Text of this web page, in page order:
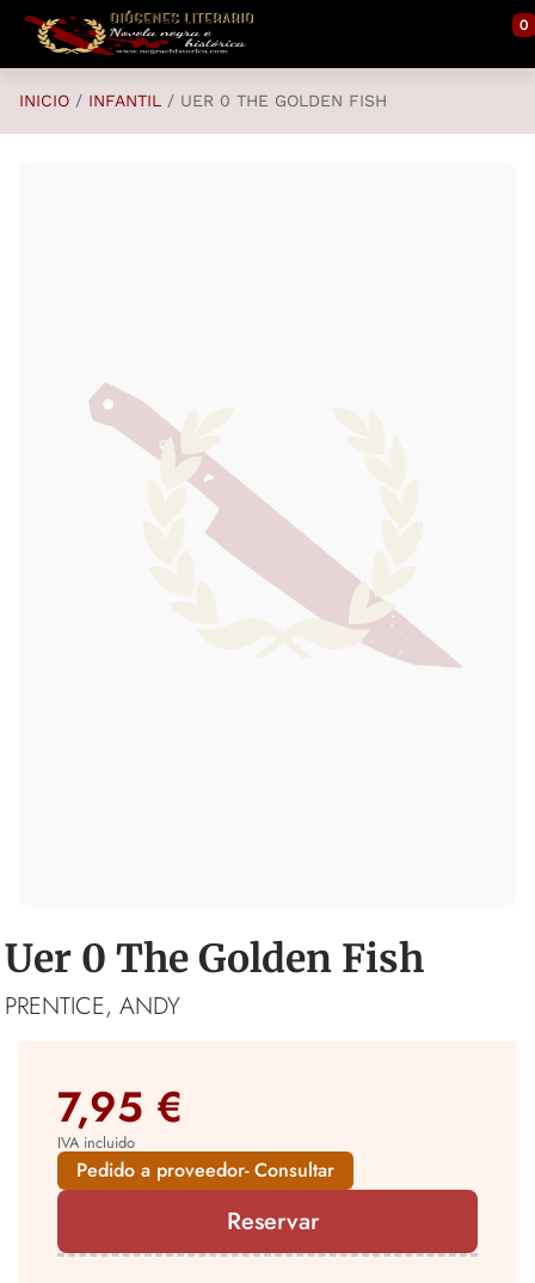
Saltar al contenido principal
0
INICIO INFANTIL UER 0 THE GOLDEN FISH
Uer 0 The Golden Fish
PRENTICE, ANDY
7,95 €
IVA incluido
Pedido a proveedor- Consultar
Reservar